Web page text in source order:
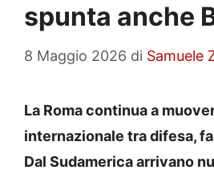
spunta anche
8 Maggio 2026 di Samuele
La Roma continua a
internazionale tra difesa,
Dal Sudamerica arrivano